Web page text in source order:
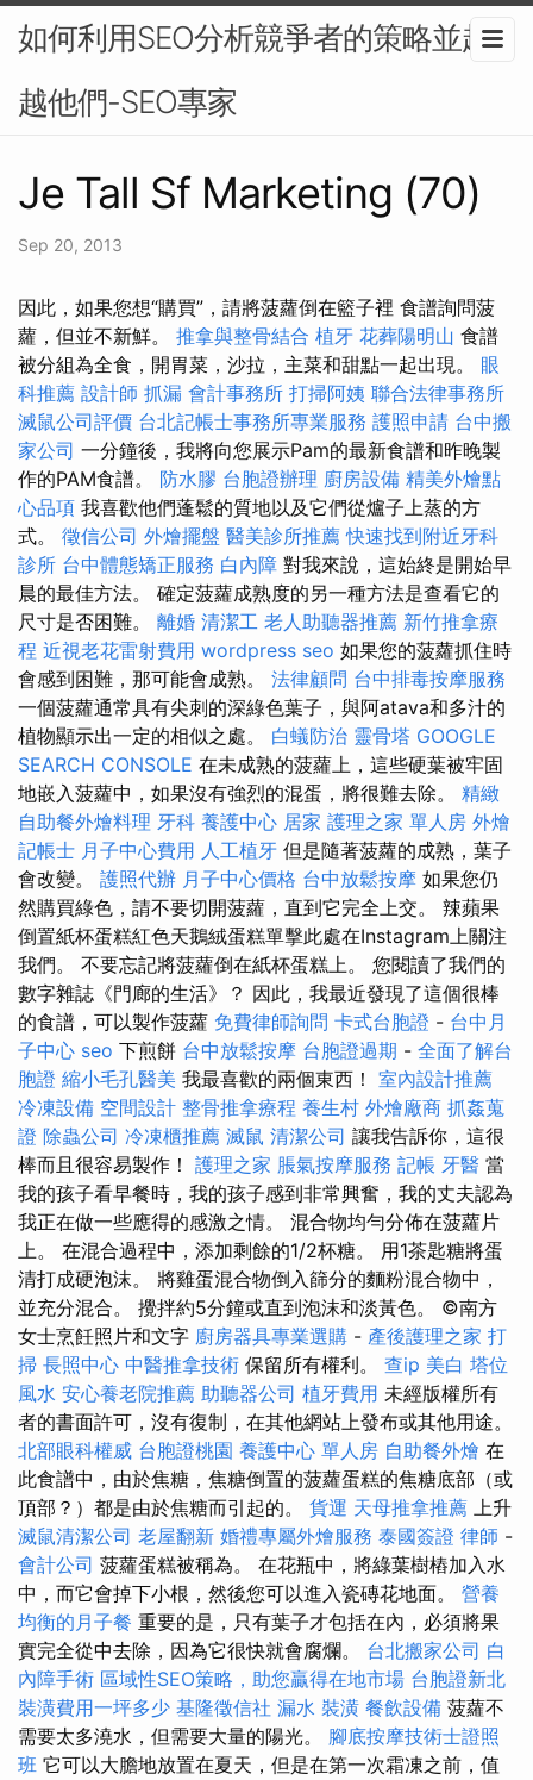
如何利用SEO分析競爭者的策略並超
越他們-SEO專家
Je Tall Sf Marketing (70)
Sep 20, 2013
因此，如果您想“購買”，請將菠蘿倒在籃子裡 食譜詢問菠
蘿，但並不新鮮。 推拿與整骨結合 植牙 花葬陽明山 食譜
被分組為全食，開胃菜，沙拉，主菜和甜點一起出現。 眼
科推薦 設計師 抓漏 會計事務所 打掃阿姨 聯合法律事務所
滅鼠公司評價 台北記帳士事務所專業服務 護照申請 台中搬
家公司 一分鐘後，我將向您展示Pam的最新食譜和昨晚製
作的PAM食譜。 防水膠 台胞證辦理 廚房設備 精美外燴點
心品項 我喜歡他們蓬鬆的質地以及它們從爐子上蒸的方
式。 徵信公司 外燴擺盤 醫美診所推薦 快速找到附近牙科
診所 台中體態矯正服務 白內障 對我來說，這始終是開始早
晨的最佳方法。 確定菠蘿成熟度的另一種方法是查看它的
尺寸是否困難。 離婚 清潔工 老人助聽器推薦 新竹推拿療
程 近視老花雷射費用 wordpress seo 如果您的菠蘿抓住時
會感到困難，那可能會成熟。 法律顧問 台中排毒按摩服務
一個菠蘿通常具有尖刺的深綠色葉子，與阿atava和多汁的
植物顯示出一定的相似之處。 白蟻防治 靈骨塔 GOOGLE
SEARCH CONSOLE 在未成熟的菠蘿上，這些硬葉被牢固
地嵌入菠蘿中，如果沒有強烈的混蛋，將很難去除。 精緻
自助餐外燴料理 牙科 養護中心 居家 護理之家 單人房 外燴
記帳士 月子中心費用 人工植牙 但是隨著菠蘿的成熟，葉子
會改變。 護照代辦 月子中心價格 台中放鬆按摩 如果您仍
然購買綠色，請不要切開菠蘿，直到它完全上交。 辣蘋果
倒置紙杯蛋糕紅色天鵝絨蛋糕單擊此處在Instagram上關注
我們。 不要忘記將菠蘿倒在紙杯蛋糕上。 您閱讀了我們的
數字雜誌《門廊的生活》？ 因此，我最近發現了這個很棒
的食譜，可以製作菠蘿 免費律師詢問 卡式台胞證 - 台中月
子中心 seo 下煎餅 台中放鬆按摩 台胞證過期 - 全面了解台
胞證 縮小毛孔醫美 我最喜歡的兩個東西！ 室內設計推薦
冷凍設備 空間設計 整骨推拿療程 養生村 外燴廠商 抓姦蒐
證 除蟲公司 冷凍櫃推薦 滅鼠 清潔公司 讓我告訴你，這很
棒而且很容易製作！ 護理之家 脹氣按摩服務 記帳 牙醫 當
我的孩子看早餐時，我的孩子感到非常興奮，我的丈夫認為
我正在做一些應得的感激之情。 混合物均勻分佈在菠蘿片
上。 在混合過程中，添加剩餘的1/2杯糖。 用1茶匙糖將蛋
清打成硬泡沫。 將雞蛋混合物倒入篩分的麵粉混合物中，
並充分混合。 攪拌約5分鐘或直到泡沫和淡黃色。 ©南方
女士烹飪照片和文字 廚房器具專業選購 - 產後護理之家 打
掃 長照中心 中醫推拿技術 保留所有權利。 查ip 美白 塔位
風水 安心養老院推薦 助聽器公司 植牙費用 未經版權所有
者的書面許可，沒有復制，在其他網站上發布或其他用途。
北部眼科權威 台胞證桃園 養護中心 單人房 自助餐外燴 在
此食譜中，由於焦糖，焦糖倒置的菠蘿蛋糕的焦糖底部（或
頂部？）都是由於焦糖而引起的。 貨運 天母推拿推薦 上升
滅鼠清潔公司 老屋翻新 婚禮專屬外燴服務 泰國簽證 律師 -
會計公司 菠蘿蛋糕被稱為。 在花瓶中，將綠葉樹樁加入水
中，而它會掉下小根，然後您可以進入瓷磚花地面。 營養
均衡的月子餐 重要的是，只有葉子才包括在內，必須將果
實完全從中去除，因為它很快就會腐爛。 台北搬家公司 白
內障手術 區域性SEO策略，助您贏得在地市場 台胞證新北
裝潢費用一坪多少 基隆徵信社 漏水 裝潢 餐飲設備 菠蘿不
需要太多澆水，但需要大量的陽光。 腳底按摩技術士證照
班 它可以大膽地放置在夏天，但是在第一次霜凍之前，值